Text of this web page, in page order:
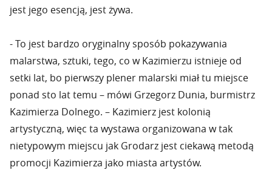
jest jego esencją, jest żywa.
- To jest bardzo oryginalny sposób pokazywania
malarstwa, sztuki, tego, co w Kazimierzu istnieje od
setki lat, bo pierwszy plener malarski miał tu miejsce
ponad sto lat temu – mówi Grzegorz Dunia, burmistrz
Kazimierza Dolnego. – Kazimierz jest kolonią
artystyczną, więc ta wystawa organizowana w tak
nietypowym miejscu jak Grodarz jest ciekawą metodą
promocji Kazimierza jako miasta artystów.